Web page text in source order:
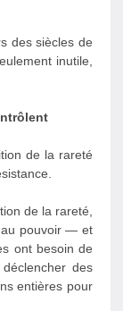
des siècles de
inutile,
de la rareté
de la rareté,
au pouvoir — et
ont besoin de
des
entières pour